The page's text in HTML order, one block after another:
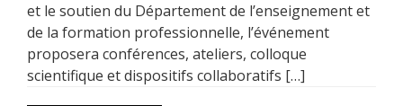
et le soutien du Département de l’enseignement et
de la formation professionnelle, l’événement
proposera conférences, ateliers, colloque
scientifique et dispositifs collaboratifs […]